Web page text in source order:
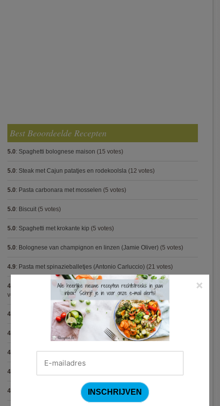
Best Beoordeelde Recepten
5.0: Spaghetti bolognese maison (15 votes)
5.0: Steak met Cajun patatjes en rodekoolsla (12 votes)
5.0: Pasta carbonara met mosselen (5 votes)
5.0: Biscuit (5 votes)
5.0: Spaghetti met krokante kip (5 votes)
5.0: Bolognese van champignon en linzen (Jamie Oliver) (5 votes)
4.9: Pasta met spinazieballetjes (Antonio Carluccio) (21 votes)
4.9 Volkorenspaghetti in mosterdsaus met prei en spek (Colruyt)
votes)
4.9 Gegrilde nougat met esdoornsiroop (14 votes)
4.9 Gegratineerde gehaktballen in tomatensaus(12 votes)
4.9 Gekarameliseerd witloof met serranoham (Ottolenghi)(11 votes)
4.9
4.9 Steak chimichurri (Gordon Ramsay)(10 votes)
×